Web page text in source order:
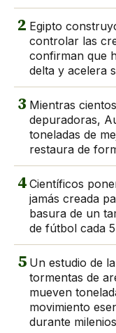
2 Egipto
controlar las
confirman que
delta y acelera
3 Mientras
depuradoras,
toneladas de
restaura de
4 Científicos
jamás creada
basura de un
de fútbol cada
5 Un estudio de
tormentas de
mueven
movimiento
durante milenios